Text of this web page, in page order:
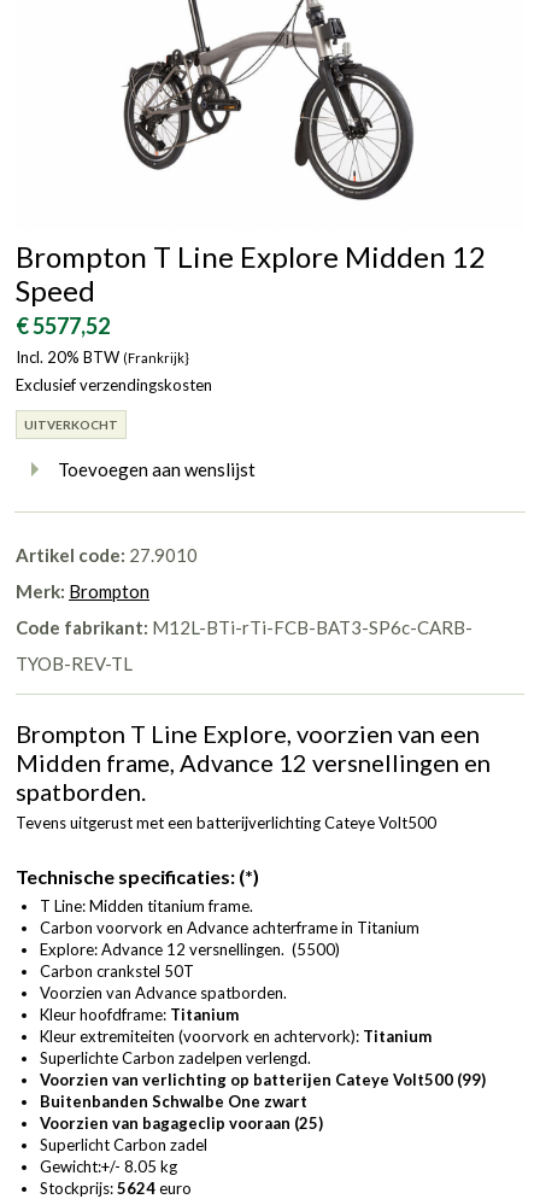
Brompton T Line Explore Midden 12
Speed
€ 5577,52
Incl. 20% BTW (Frankrijk}
Exclusief verzendingskosten
UITVERKOCHT
Toevoegen aan wenslijst
Artikel code: 27.9010
Merk: Brompton
Code fabrikant: M12L-BTi-rTi-FCB-BAT3-SP6c-CARB-
TYOB-REV-TL
Brompton T Line Explore, voorzien van een
Midden frame, Advance 12 versnellingen en
spatborden.
Tevens uitgerust met een batterijverlichting Cateye Volt500
Technische specificaties: (*)
T Line: Midden titanium frame.
Carbon voorvork en Advance achterframe in Titanium
Explore: Advance 12 versnellingen. (5500)
Carbon crankstel 50T
Voorzien van Advance spatborden.
Kleur hoofdframe: Titanium
Kleur extremiteiten (voorvork en achtervork): Titanium
Superlichte Carbon zadelpen verlengd.
Voorzien van verlichting op batterijen Cateye Volt500 (99)
Buitenbanden Schwalbe One zwart
Voorzien van bagageclip vooraan (25)
Superlicht Carbon zadel
Gewicht:+/- 8.05 kg
Stockprijs:5624euro